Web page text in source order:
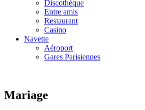
Discothèque
Entre amis
Restaurant
Casino
Navette
Aéroport
Gares Parisiennes
Mariage